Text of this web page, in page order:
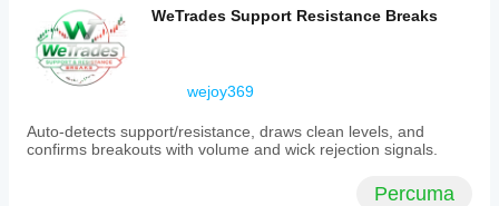
only
on
the
latest
bar.
various
markets
WeTrades Support Resistance Breaks
wejoy369
Auto-detects support/resistance, draws clean levels, and
confirms breakouts with volume and wick rejection signals.
Percuma